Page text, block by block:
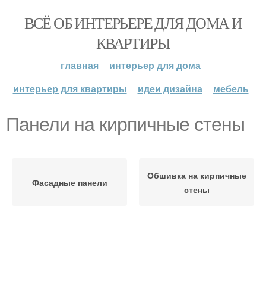
ВСЁ ОБ ИНТЕРЬЕРЕ ДЛЯ ДОМА И
КВАРТИРЫ
главная
интерьер для дома
интерьер для квартиры
идеи дизайна мебель
Панели на кирпичные стены
Фасадные панели
Обшивка на кирпичные
стены